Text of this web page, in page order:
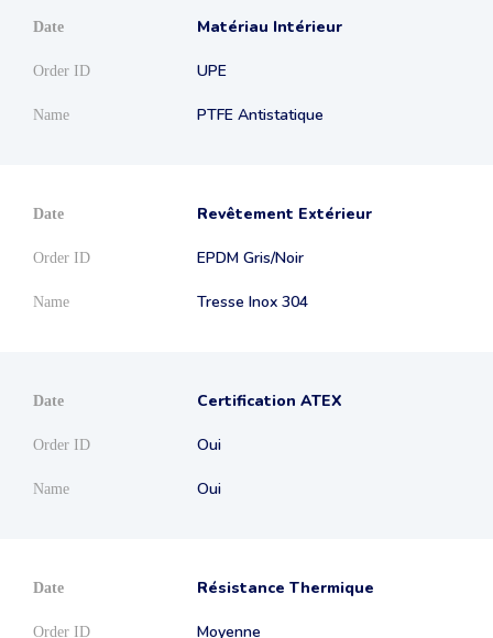
Matériau Intérieur
UPE
PTFE Antistatique
Revêtement Extérieur
EPDM Gris/Noir
Tresse Inox 304
Certification ATEX
Oui
Oui
Résistance Thermique
Moyenne